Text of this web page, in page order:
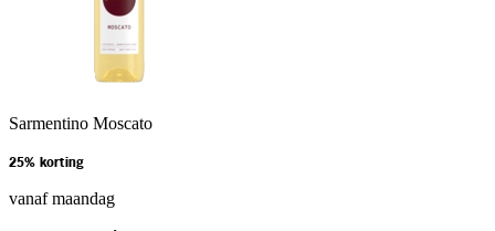
Sarmentino Moscato
25% korting
vanaf maandag